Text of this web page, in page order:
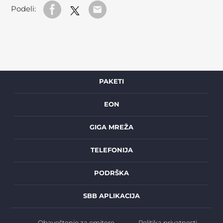
Podeli:
PAKETI
EON
GIGA MREŽA
TELEFONIJA
PODRŠKA
SBB APLIKACIJA